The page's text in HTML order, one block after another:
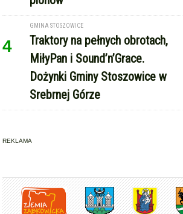
4
GMINA STOSZOWICE
Traktory na pełnych obrotach,
MiłyPan i Sound’n’Grace.
Dożynki Gminy Stoszowice w
Srebrnej Górze
REKLAMA